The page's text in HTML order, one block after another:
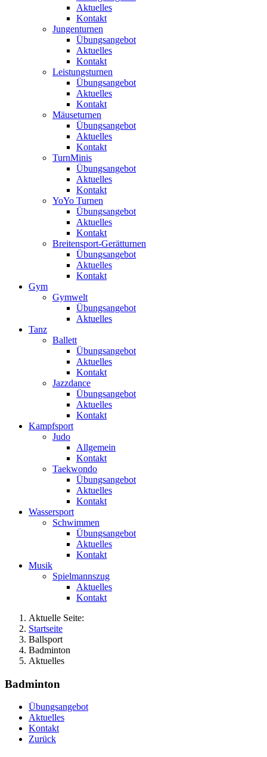
Aktuelles
Kontakt
Jungenturnen
Übungsangebot
Aktuelles
Kontakt
Leistungsturnen
Übungsangebot
Aktuelles
Kontakt
Mäuseturnen
Übungsangebot
Aktuelles
Kontakt
TurnMinis
Übungsangebot
Aktuelles
Kontakt
YoYo Turnen
Übungsangebot
Aktuelles
Kontakt
Breitensport-Gerätturnen
Übungsangebot
Aktuelles
Kontakt
Gym
Gymwelt
Übungsangebot
Aktuelles
Tanz
Ballett
Übungsangebot
Aktuelles
Kontakt
Jazzdance
Übungsangebot
Aktuelles
Kontakt
Kampfsport
Judo
Allgemein
Kontakt
Taekwondo
Übungsangebot
Aktuelles
Kontakt
Wassersport
Schwimmen
Übungsangebot
Aktuelles
Kontakt
Musik
Spielmannszug
Aktuelles
Kontakt
Aktuelle Seite:
Startseite
Ballsport
Badminton
Aktuelles
Badminton
Übungsangebot
Aktuelles
Kontakt
Zurück